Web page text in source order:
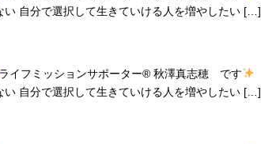
自分で選択して生きていける人を増やしたい […]
ライフミッションサポーター® 秋澤真志穂 です
自分で選択して生きていける人を増やしたい […]